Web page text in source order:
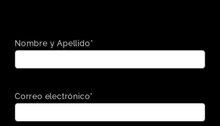
Nombre y Apellido*
Correo electrónico*